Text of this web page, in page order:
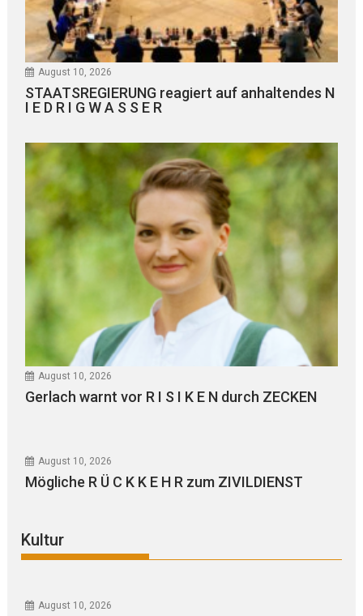
August 10, 2026
STAATSREGIERUNG reagiert auf anhaltendes N
I E D R I G W A S S E R
August 10, 2026
Gerlach warnt vor R I S I K E N durch ZECKEN
August 10, 2026
Mögliche R Ü C K K E H R zum ZIVILDIENST
Kultur
August 10, 2026